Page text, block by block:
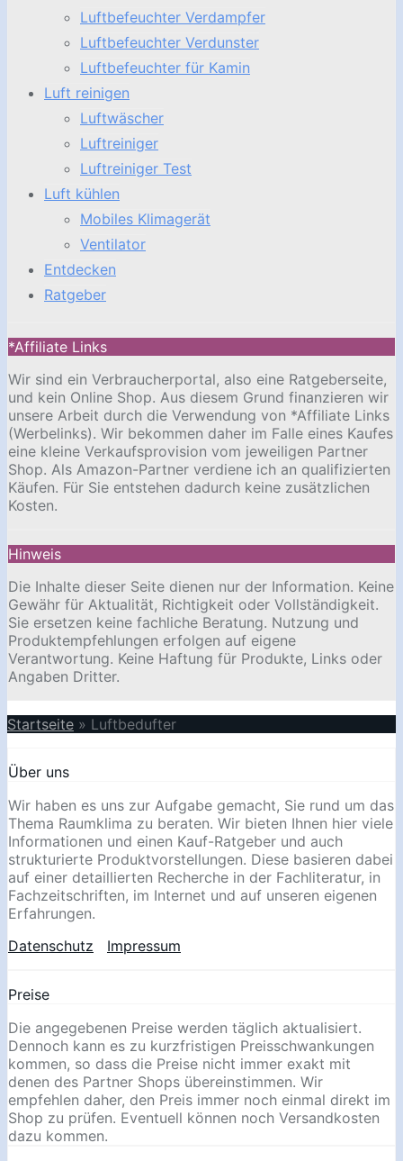
Luftbefeuchter Verdampfer
Luftbefeuchter Verdunster
Luftbefeuchter für Kamin
Luft reinigen
Luftwäscher
Luftreiniger
Luftreiniger Test
Luft kühlen
Mobiles Klimagerät
Ventilator
Entdecken
Ratgeber
*Affiliate Links
Wir sind ein Verbraucherportal, also eine Ratgeberseite,
und kein Online Shop. Aus diesem Grund finanzieren wir
unsere Arbeit durch die Verwendung von *Affiliate Links
(Werbelinks). Wir bekommen daher im Falle eines Kaufes
eine kleine Verkaufsprovision vom jeweiligen Partner
Shop. Als Amazon-Partner verdiene ich an qualifizierten
Käufen. Für Sie entstehen dadurch keine zusätzlichen
Kosten.
Hinweis
Die Inhalte dieser Seite dienen nur der Information. Keine
Gewähr für Aktualität, Richtigkeit oder Vollständigkeit.
Sie ersetzen keine fachliche Beratung. Nutzung und
Produktempfehlungen erfolgen auf eigene
Verantwortung. Keine Haftung für Produkte, Links oder
Angaben Dritter.
Startseite » Luftbedufter
Über uns
Wir haben es uns zur Aufgabe gemacht, Sie rund um das
Thema Raumklima zu beraten. Wir bieten Ihnen hier viele
Informationen und einen Kauf-Ratgeber und auch
strukturierte Produktvorstellungen. Diese basieren dabei
auf einer detaillierten Recherche in der Fachliteratur, in
Fachzeitschriften, im Internet und auf unseren eigenen
Erfahrungen.
Datenschutz
Impressum
Preise
Die angegebenen Preise werden täglich aktualisiert.
Dennoch kann es zu kurzfristigen Preisschwankungen
kommen, so dass die Preise nicht immer exakt mit
denen des Partner Shops übereinstimmen. Wir
empfehlen daher, den Preis immer noch einmal direkt im
Shop zu prüfen. Eventuell können noch Versandkosten
dazu kommen.